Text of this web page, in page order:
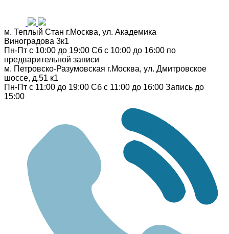
м. Теплый Стан г.Москва, ул. Академика
Виноградова 3к1
Пн-Пт с 10:00 до 19:00 Сб с 10:00 до 16:00 по
предварительной записи
м. Петровско-Разумовская г.Москва, ул. Дмитровское
шоссе, д.51 к1
Пн-Пт с 11:00 до 19:00 Сб с 11:00 до 16:00 Запись до
15:00